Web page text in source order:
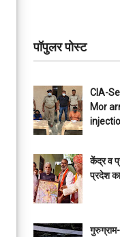
पॉपुलर पोस्ट
CIA-
Mor
केंद्र व
प्रदेश